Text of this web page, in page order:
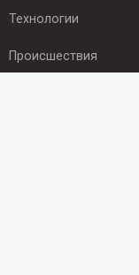
Технологии
Происшествия